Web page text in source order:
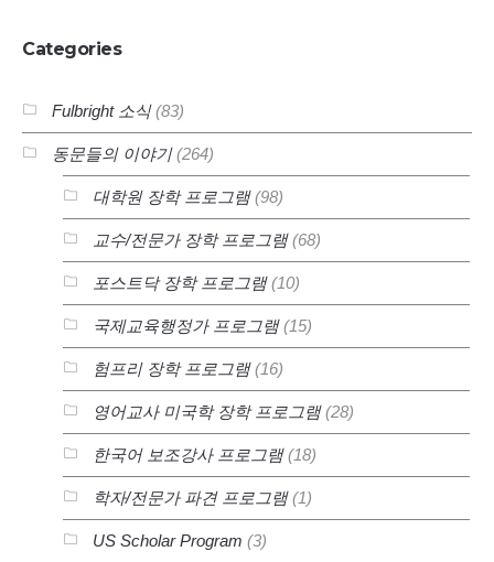
Categories
Fulbright 소식(83)
동문들의 이야기(264)
대학원 장학 프로그램(98)
교수/전문가 장학 프로그램(68)
포스트닥 장학 프로그램(10)
국제교육행정가 프로그램(15)
험프리 장학 프로그램(16)
영어교사 미국학 장학 프로그램(28)
한국어 보조강사 프로그램(18)
학자/전문가 파견 프로그램(1)
US Scholar Program (3)